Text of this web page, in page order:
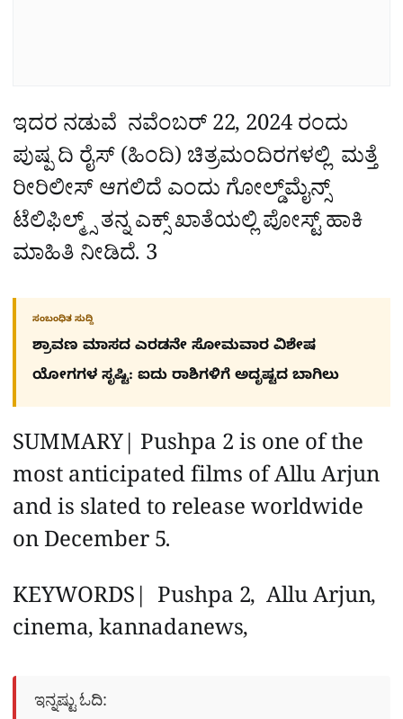
ಇದರ ನಡುವೆ ನವೆಂಬರ್ 22, 2024 ರಂದು
ಪುಷ್ಪ ದಿ ರೈಸ್ (ಹಿಂದಿ) ಚಿತ್ರಮಂದಿರಗಳಲ್ಲಿ ಮತ್ತೆ
ರೀರಿಲೀಸ್ ಆಗಲಿದೆ ಎಂದು ಗೋಲ್ಡ್‌ಮೈನ್ಸ್
ಟೆಲಿಫಿಲ್ಮ್ಸ್ ತನ್ನ ಎಕ್ಸ್‌ ಖಾತೆಯಲ್ಲಿ ಪೋಸ್ಟ್ ಹಾಕಿ
ಮಾಹಿತಿ ನೀಡಿದೆ. 3
ಸಂಬಂಧಿತ ಸುದ್ದಿ
ಶ್ರಾವಣ ಮಾಸದ ಎರಡನೇ ಸೋಮವಾರ ವಿಶೇಷ
ಯೋಗಗಳ ಸೃಷ್ಟಿ: ಐದು ರಾಶಿಗಳಿಗೆ ಅದೃಷ್ಟದ ಬಾಗಿಲು
SUMMARY| Pushpa 2 is one of the
most anticipated films of Allu Arjun
and is slated to release worldwide
on December 5.
KEYWORDS| Pushpa 2, Allu Arjun,
cinema, kannadanews,
ಇನ್ನಷ್ಟು ಓದಿ: